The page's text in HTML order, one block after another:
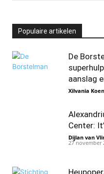
Populaire artikelen
De
aanslag
Xilvania
Center:
Dijlan van
27 november